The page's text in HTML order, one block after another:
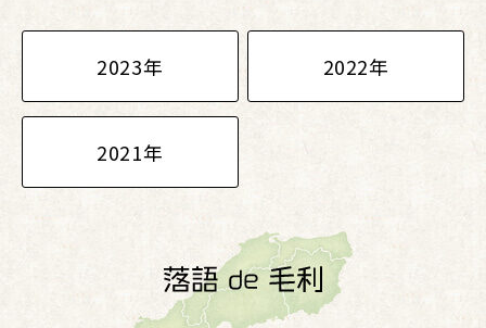
2023年 2022年
2021年